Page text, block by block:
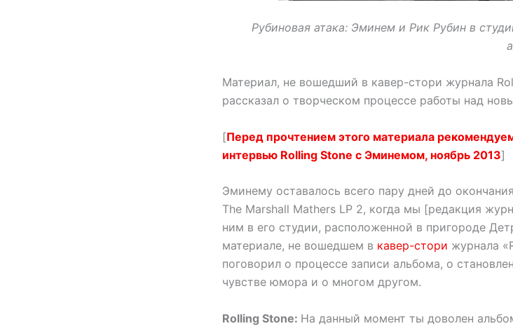
Рубиновая атака: Эминем и Рик Рубин в
Материал, не вошедший в кавер-стори журнала
рассказал о творческом процессе работы над
[Перед прочтением этого материала
интервью Rolling Stone с Эминемом, ноябрь 2013]
Эминему оставалось всего пару дней до
The Marshall Mathers LP 2, когда мы [редакция
ним в его студии, расположенной в пригороде
материале, не вошедшем в кавер-стори журнала
поговорил о процессе записи альбома, о
чувстве юмора и о многом другом.
Rolling Stone: На данный момент ты доволен